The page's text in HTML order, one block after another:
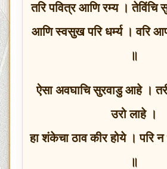
तरि पवित्र आणि रम्य । तेविंचि
आणि स्वसुख परि धर्म्य । वरि
॥
ऐसा अवघाचि सुरवाडु आहे ।
उरो लाहे ।
हा शंकेचा ठाव कीर होये । परि न
॥